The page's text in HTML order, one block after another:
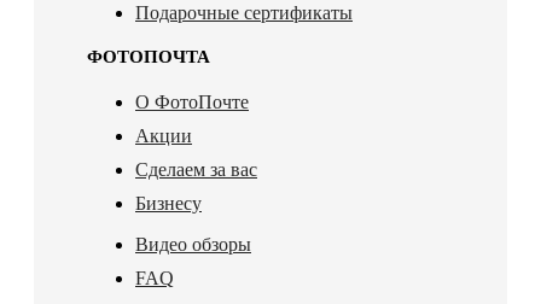
Подарочные сертификаты
ФОТОПОЧТА
О ФотоПочте
Акции
Сделаем за вас
Бизнесу
Видео обзоры
FAQ